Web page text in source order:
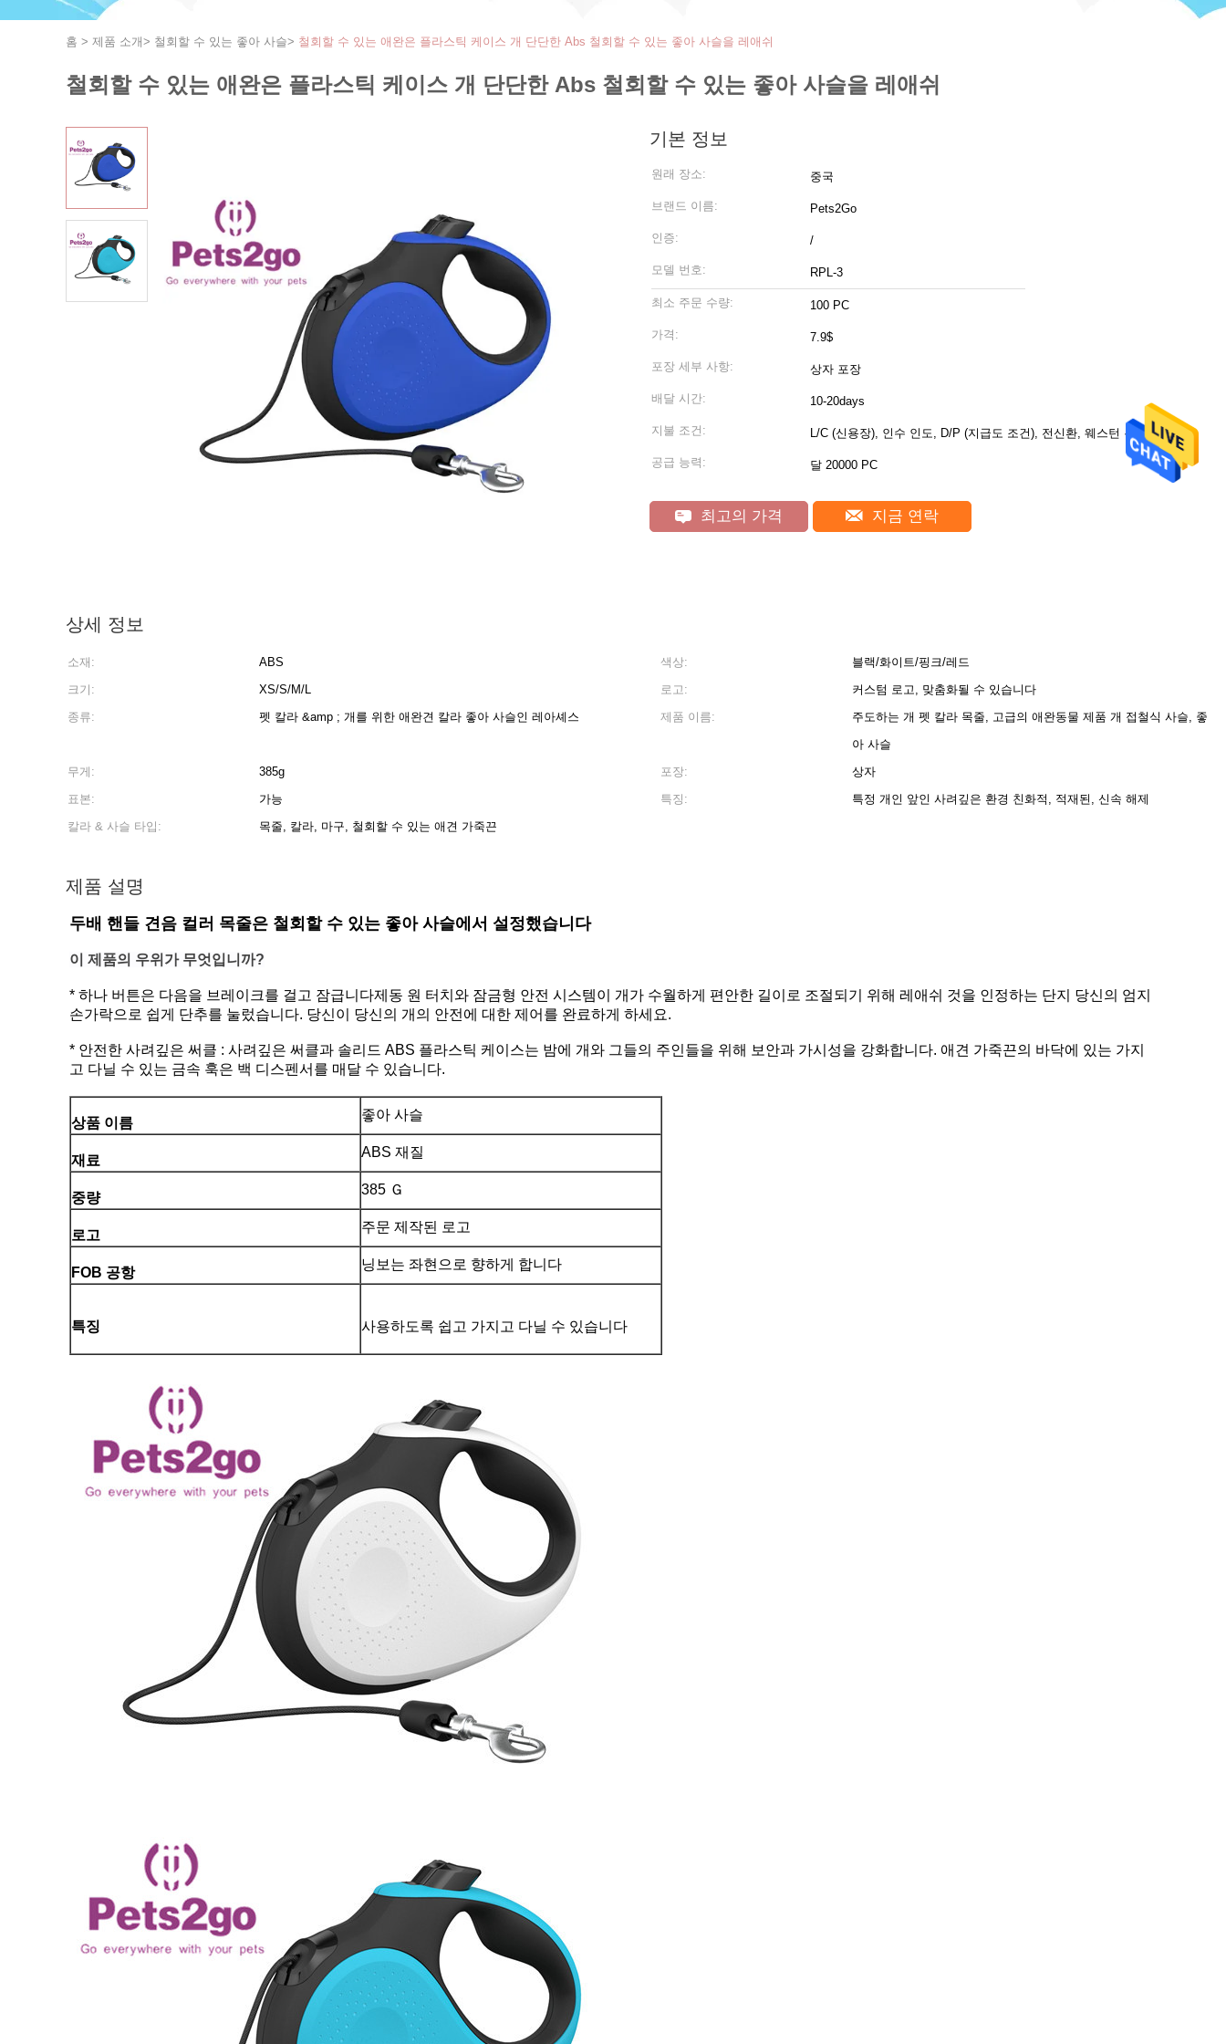
홈 > 제품 소개> 철회할 수 있는 좋아 사슬> 철회할 수 있는 애완은 플라스틱 케이스 개 단단한 Abs 철회할 수 있는 좋아 사슬을 레애쉬
철회할 수 있는 애완은 플라스틱 케이스 개 단단한 Abs 철회할 수 있는 좋아 사슬을 레애쉬
기본 정보
원래 장소: 중국
브랜드 이름: Pets2Go
인증: /
모델 번호: RPL-3
최소 주문 수량: 100 PC
가격: 7.9$
포장 세부 사항: 상자 포장
배달 시간: 10-20days
지불 조건: L/C (신용장), 인수 인도, D/P (지급도 조건), 전신환, 웨스턴 유니온
공급 능력: 달 20000 PC
최고의 가격 지금 연락
상세 정보
소재: ABS 색상:
블랙/화이트/핑크/레드
크기:
XS/S/M/L 로고:
커스텀 로고, 맞춤화될 수 있습니다
종류:
펫 칼라 &amp ; 개를 위한 애완견 칼라 좋아 사슬인 레아셰스 제품 이름:
주도하는 개 펫 칼라 목줄, 고급의 애완동물 제품 개 접철식 사슬, 좋
아 사슬
무게:
385g 포장:
상자
표본:
가능 특징:
특정 개인 앞인 사려깊은 환경 친화적, 적재된, 신속 해제
칼라 & 사슬 타입:
목줄, 칼라, 마구, 철회할 수 있는 애견 가죽끈
제품 설명
두배 핸들 견음 컬러 목줄은 철회할 수 있는 좋아 사슬에서 설정했습니다
이 제품의 우위가 무엇입니까?
* 하나 버튼은 다음을 브레이크를 걸고 잠급니다제동 원 터치와 잠금형 안전 시스템이 개가 수월하게 편안한 길이로 조절되기 위해 레애쉬 것을 인정하는 단지 당신의 엄지
손가락으로 쉽게 단추를 눌렀습니다. 당신이 당신의 개의 안전에 대한 제어를 완료하게 하세요.
* 안전한 사려깊은 써클 : 사려깊은 써클과 솔리드 ABS 플라스틱 케이스는 밤에 개와 그들의 주인들을 위해 보안과 가시성을 강화합니다. 애견 가죽끈의 바닥에 있는 가지
고 다닐 수 있는 금속 훅은 백 디스펜서를 매달 수 있습니다.
상품 이름
좋아 사슬
재료
ABS 재질
중량
385 Ｇ
로고
주문 제작된 로고
FOB 공항
닝보는 좌현으로 향하게 합니다
특징 사용하도록 쉽고 가지고 다닐 수 있습니다